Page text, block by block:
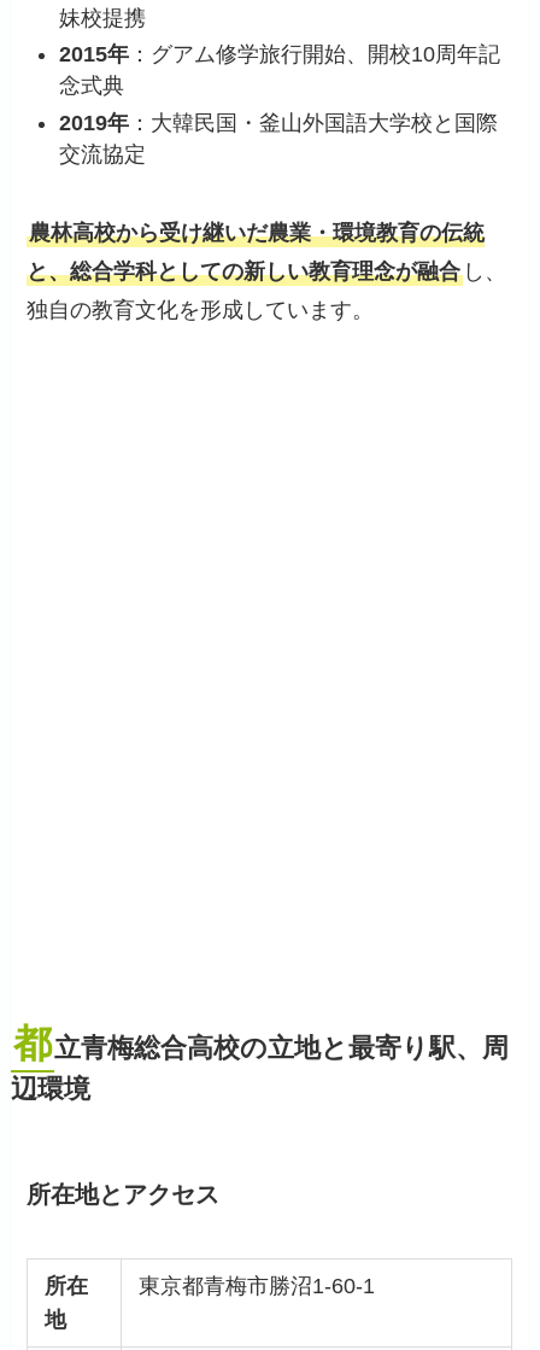
妹校提携
2015年 ：グアム修学旅行開始、開校10周年記
念式典
2019年 ：大韓民国・釜山外国語大学校と国際
交流協定
農林高校から受け継いだ農業・環境教育の伝統
と、総合学科としての新しい教育理念が融合 し、
独自の教育文化を形成しています。
都立青梅総合高校の立地と最寄り駅、周
辺環境
所在地とアクセス
所在
地
東京都青梅市勝沼1-60-1